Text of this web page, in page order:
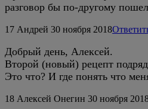
разговор бы по-другому
17 Андрей 30 ноября 2018
Добрый день, Алексей.
Второй (новый) рецепт
Это что? И где понять что
18 Алексей Онегин 30 ноября